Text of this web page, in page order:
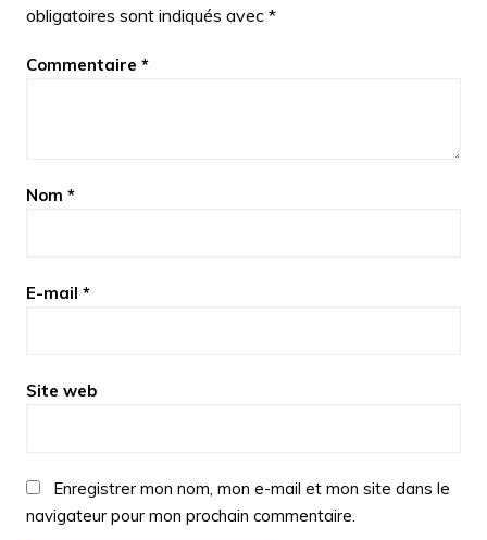
obligatoires sont indiqués avec *
Commentaire *
Nom *
E-mail *
Site web
Enregistrer mon nom, mon e-mail et mon site dans le
navigateur pour mon prochain commentaire.